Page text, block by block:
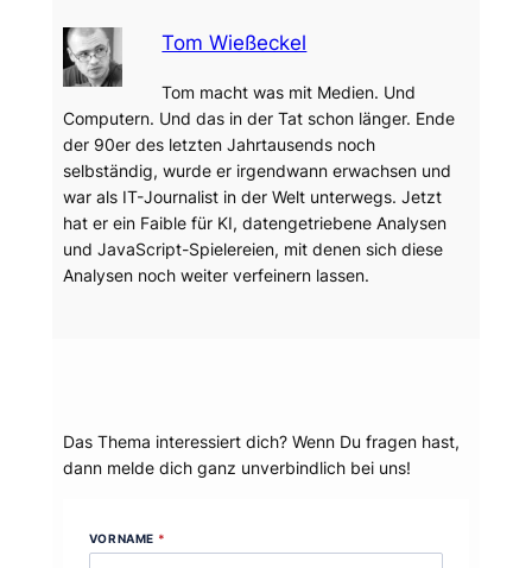
Tom Wießeckel
Tom macht was mit Medien. Und
Computern. Und das in der Tat schon länger. Ende
der 90er des letzten Jahrtausends noch
selbständig, wurde er irgendwann erwachsen und
war als IT-Journalist in der Welt unterwegs. Jetzt
hat er ein Faible für KI, datengetriebene Analysen
und JavaScript-Spielereien, mit denen sich diese
Analysen noch weiter verfeinern lassen.
Das Thema interessiert dich? Wenn Du fragen hast,
dann melde dich ganz unverbindlich bei uns!
VORNAME *